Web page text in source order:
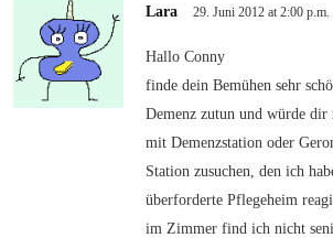
Lara 29. Juni 2012 at 2:00 p.m.
Hallo Conny
finde dein Bemühen sehr
Demenz zutun und würde dir
mit Demenzstation oder
Station zusuchen, den ich
überforderte Pflegeheim
im Zimmer find ich nicht